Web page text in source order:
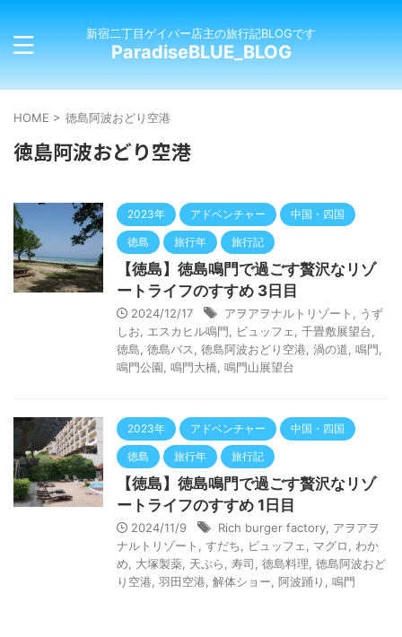
新宿二丁目ゲイバー店主の旅行記BLOGです
ParadiseBLUE_BLOG
HOME > 徳島阿波おどり空港
徳島阿波おどり空港
2023年 アドベンチャー 中国・四国
徳島 旅行年 旅行記
【徳島】徳島鳴門で過ごす贅沢なリゾ
ートライフのすすめ 3日目
2024/12/17 アヲアヲナルトリゾート
うず
しお
エスカヒル鳴門 ビュッフェ 千畳敷展望台
徳島 徳島バス 徳島阿波おどり空港 渦の道 鳴門
鳴門公園 鳴門大橋 鳴門山展望台
2023年 アドベンチャー 中国・四国
徳島 旅行年 旅行記
【徳島】徳島鳴門で過ごす贅沢なリゾ
ートライフのすすめ 1日目
2024/11/9 Rich burger factory アヲアヲ
ナルトリゾート
すだち ビュッフェ マグロ
わか
め
大塚製薬 天ぷら 寿司 徳島料理 徳島阿波おど
り空港 羽田空港 解体ショー 阿波踊り 鳴門